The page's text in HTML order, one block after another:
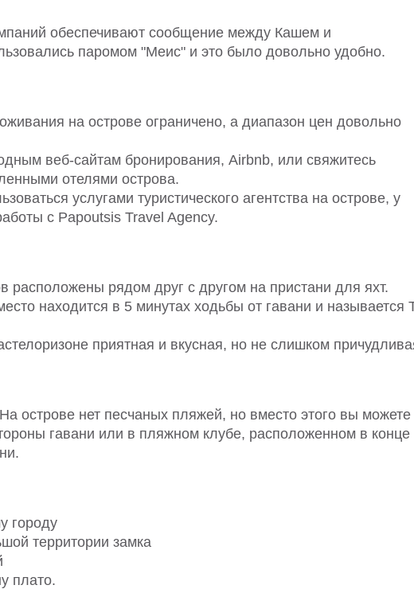
обеспечивают сообщение между Кашем и
паромом "Меис" и это было довольно удобно.
на острове ограничено, а диапазон цен довольно
веб-сайтам бронирования, Airbnb, или свяжитесь
отелями острова.
услугами туристического агентства на острове, у
с Papoutsis Travel Agency.
расположены рядом друг с другом на пристани для яхт.
находится в 5 минутах ходьбы от гавани и называется
приятная и вкусная, но не слишком
острове нет песчаных пляжей, но вместо этого вы можете
гавани или в пляжном клубе, расположенном в конце
городу
территории замка
плато.